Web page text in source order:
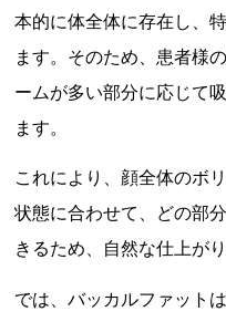
本的に体全体に存在し、
ます。そのため、患者様
ームが多い部分に応じて
ます。
これにより、顔全体のボ
状態に合わせて、どの部
きるため、自然な仕上が
では、バッカルファット